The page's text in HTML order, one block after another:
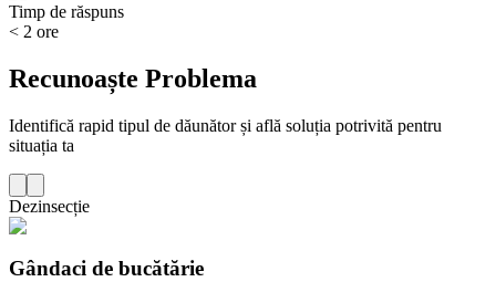
Timp de răspuns
< 2 ore
Recunoaște Problema
Identifică rapid tipul de dăunător și află soluția potrivită pentru
situația ta
Dezinsecție
Gândaci de bucătărie